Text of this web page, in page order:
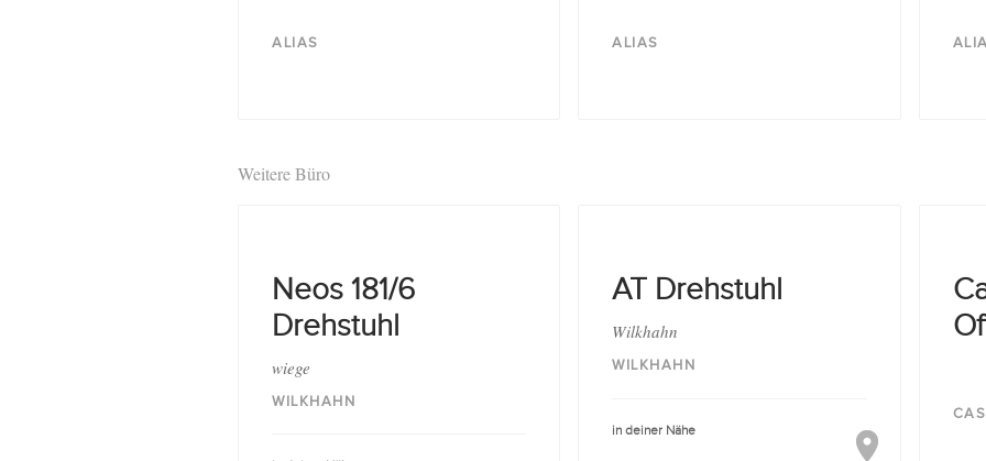
ALIAS ALIAS
Weitere Büro
Neos 181/6
Drehstuhl
wiege
WILKHAHN
AT Drehstuhl
Wilkhahn
WILKHAHN
in deiner Nähe